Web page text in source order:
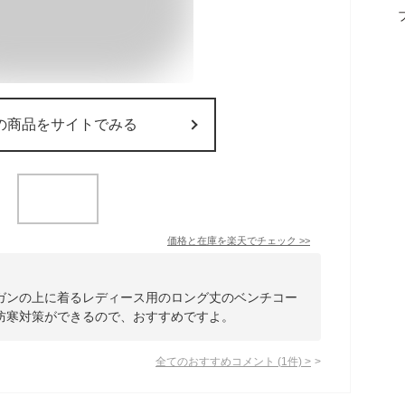
商品をサイトでみる
価格と在庫を楽天でチェック >>
の上に着るレディース用のロング丈のベンチコー
対策ができるので、おすすめですよ。
全てのおすすめコメント (1 件) >